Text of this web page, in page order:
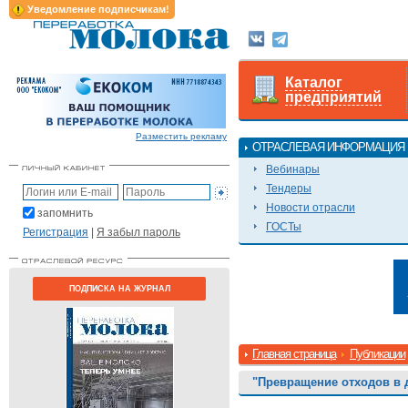
Уведомление подписчикам!
Разместить рекламу
запомнить
Регистрация | Я забыл пароль
ПОДПИСКА НА ЖУРНАЛ
Каталог
предприятий
ОТРАСЛЕВАЯ ИНФОРМАЦИЯ
Вебинары
Тендеры
Новости отрасли
ГОСТы
Главная страница Публикации
"Превращение отходов в